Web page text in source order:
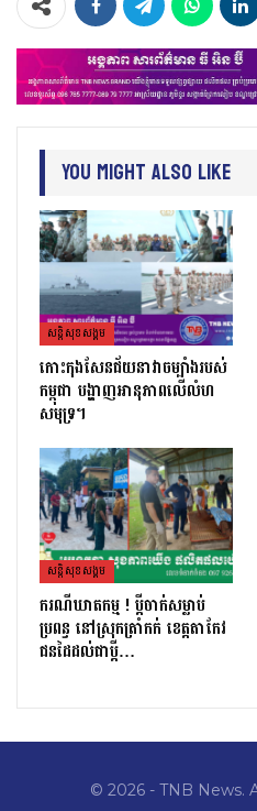
You Might Also Like
សន្តិសុខសង្គម
កោះកុងសែនជ័យនាវាចម្បាំងរបស់
កម្ពុជា បង្ហាញអានុភាពលើលំហ
សមុទ្រ។
សន្តិសុខសង្គម
ករណីឃាតកម្ម ! ប្ដីចាក់សម្លាប់
ប្រពន្ធ នៅស្រុកត្រាំកក់ ខេត្តតាកែវ
ជនដៃដល់ជាប្ដី…
© 2026 - TNB News.